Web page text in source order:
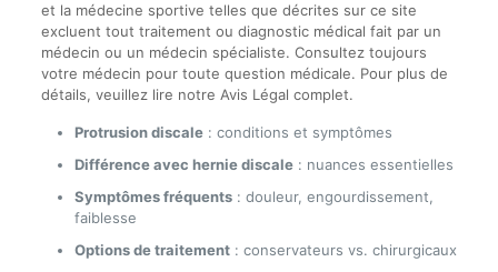
et la médecine sportive telles que décrites sur ce site
excluent tout traitement ou diagnostic médical fait par un
médecin ou un médecin spécialiste. Consultez toujours
votre médecin pour toute question médicale. Pour plus de
détails, veuillez lire notre Avis Légal complet.
Protrusion discale: conditions et symptômes
Différence avec hernie discale: nuances essentielles
Symptômes fréquents: douleur, engourdissement,
faiblesse
Options de traitement: conservateurs vs. chirurgicaux